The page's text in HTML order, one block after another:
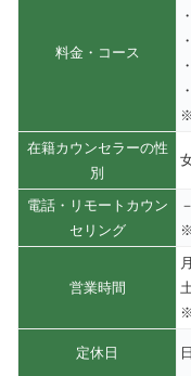
料金・コース
在籍カウンセラーの性
別
電話・リモートカウン
セリング
－
営業時間
定休日